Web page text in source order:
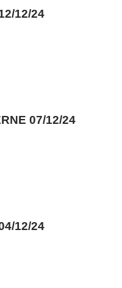
12/24
07/12/24
12/24